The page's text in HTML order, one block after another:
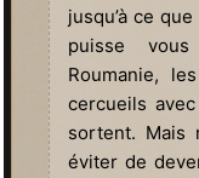
jusqu’à ce
puisse
Roumanie,
cercueils
sortent. Mais
éviter de